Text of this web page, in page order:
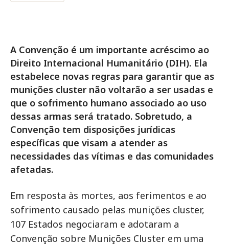
A Convenção é um importante acréscimo ao
Direito Internacional Humanitário (DIH). Ela
estabelece novas regras para garantir que as
munições cluster não voltarão a ser usadas e
que o sofrimento humano associado ao uso
dessas armas será tratado. Sobretudo, a
Convenção tem disposições jurídicas
específicas que visam a atender as
necessidades das vítimas e das comunidades
afetadas.
Em resposta às mortes, aos ferimentos e ao
sofrimento causado pelas munições cluster,
107 Estados negociaram e adotaram a
Convenção sobre Munições Cluster em uma